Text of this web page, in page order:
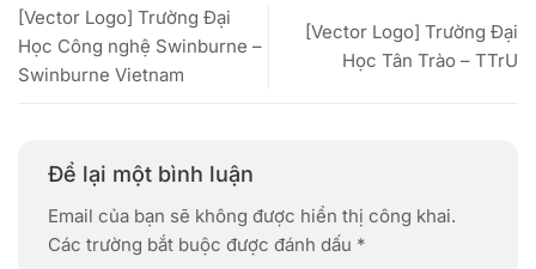
[Vector Logo] Trường Đại
Học Công nghệ Swinburne –
Swinburne Vietnam
[Vector Logo] Trường Đại
Học Tân Trào – TTrU
Để lại một bình luận
Email của bạn sẽ không được hiển thị công khai.
Các trường bắt buộc được đánh dấu *